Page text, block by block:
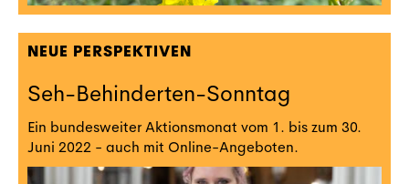
NEUE PERSPEKTIVEN
Seh-Behinderten-Sonntag
Ein bundesweiter Aktionsmonat vom 1. bis zum 30.
Juni 2022 - auch mit Online-Angeboten.